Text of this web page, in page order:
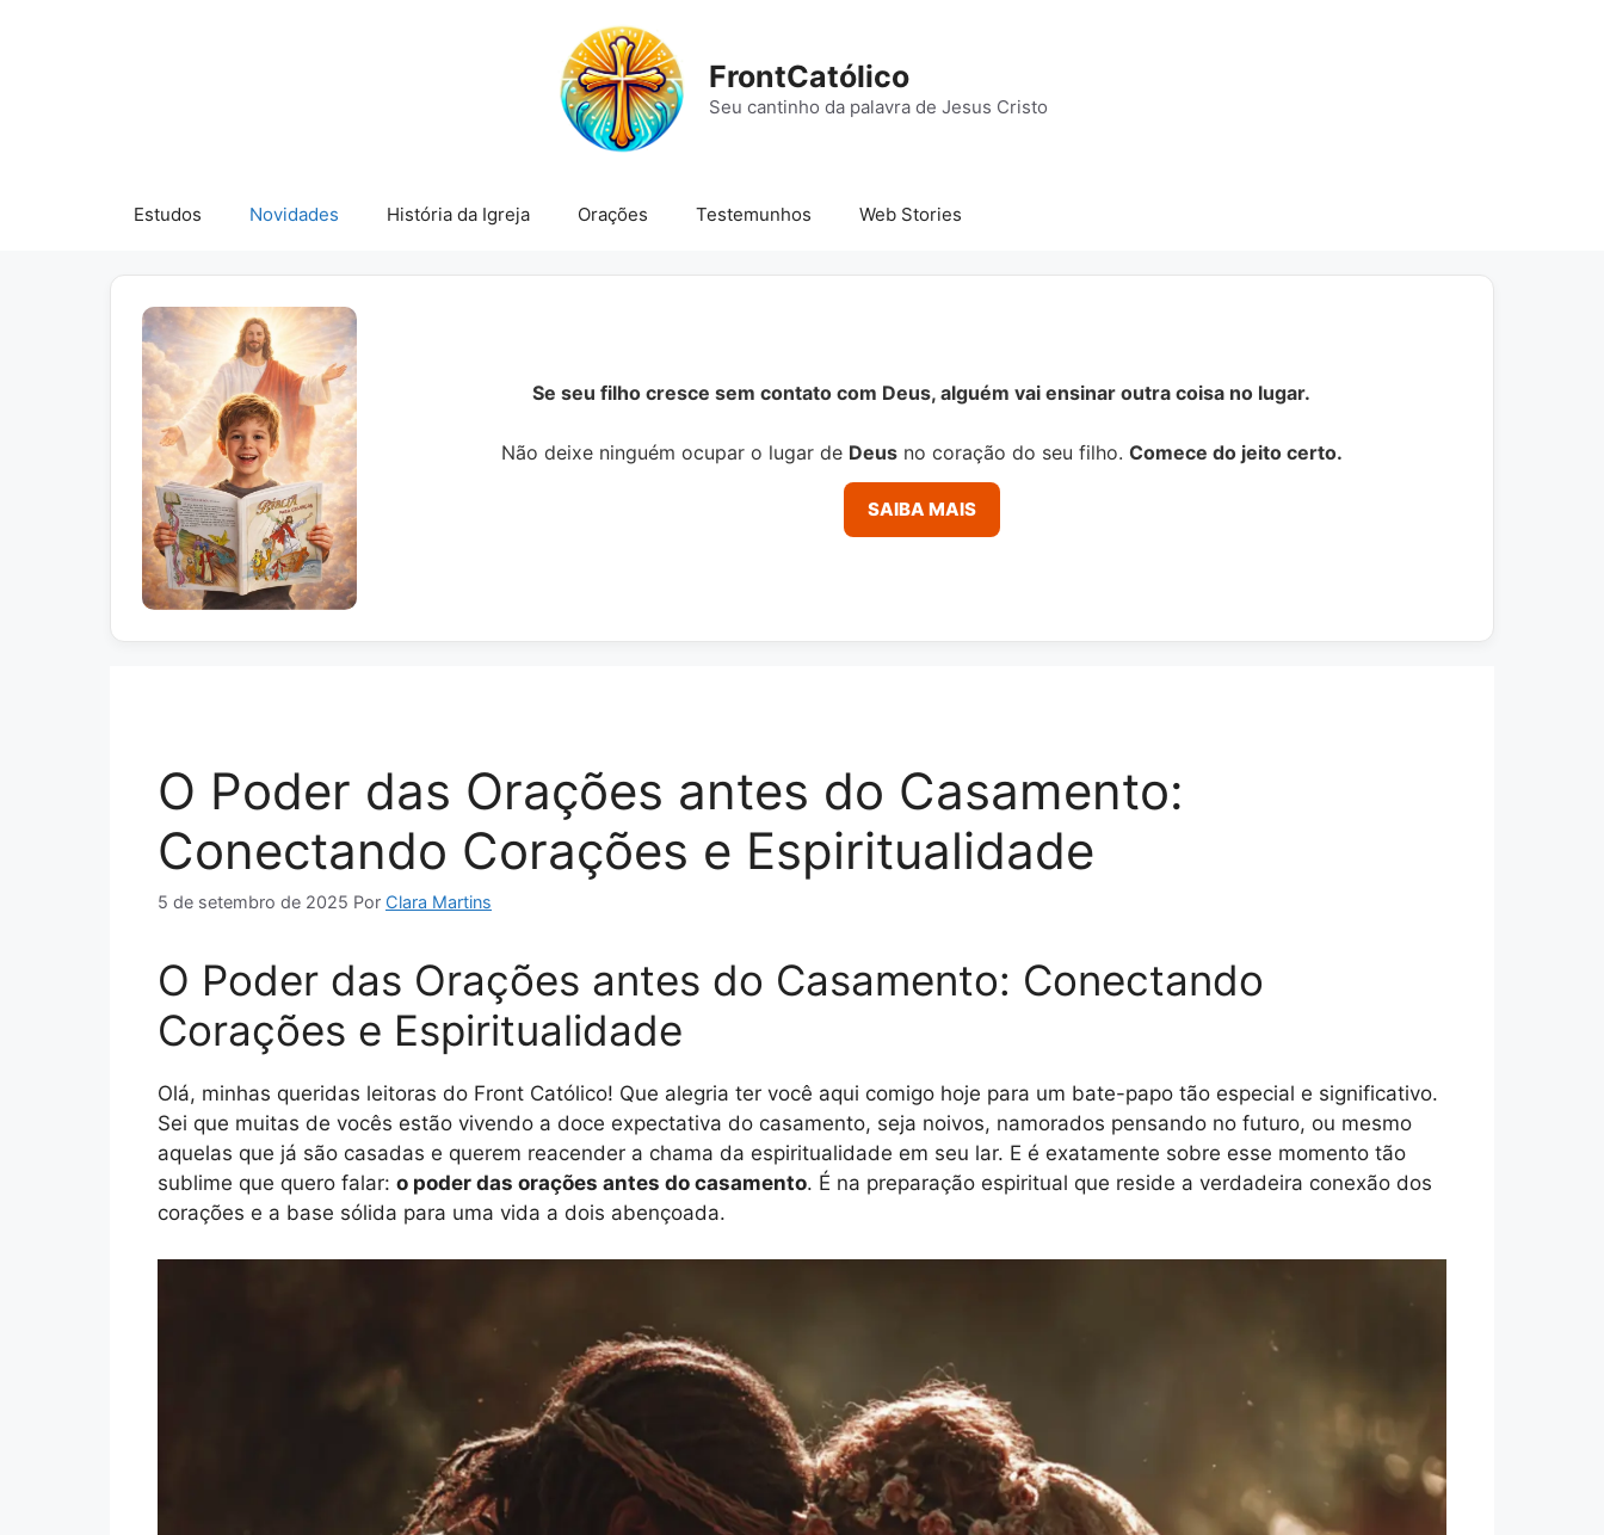
FrontCatólico
Seu cantinho da palavra de Jesus Cristo
Estudos Novidades História da Igreja Orações Testemunhos Web Stories
Se seu filho cresce sem contato com Deus, alguém vai ensinar outra coisa no lugar.
Não deixe ninguém ocupar o lugar de Deusno coração do seu filho. Comece do jeito certo.
SAIBA MAIS
O Poder das Orações antes do Casamento:
Conectando Corações e Espiritualidade
5 de setembro de 2025 Por Clara Martins
O Poder das Orações antes do Casamento: Conectando
Corações e Espiritualidade
Olá, minhas queridas leitoras do Front Católico! Que alegria ter você aqui comigo hoje para um bate-papo tão especial e significativo.
Sei que muitas de vocês estão vivendo a doce expectativa do casamento, seja noivos, namorados pensando no futuro, ou mesmo
aquelas que já são casadas e querem reacender a chama da espiritualidade em seu lar. E é exatamente sobre esse momento tão
sublime que quero falar: o poder das orações antes do casamento. É na preparação espiritual que reside a verdadeira conexão dos
corações e a base sólida para uma vida a dois abençoada.